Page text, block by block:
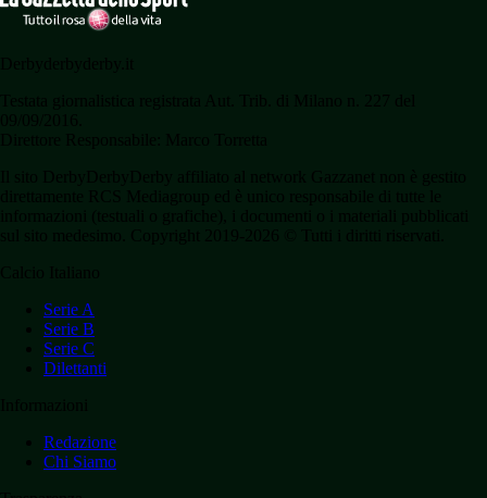
Serie A
Serie B
Serie C
Dilettanti
Redazione
Chi Siamo